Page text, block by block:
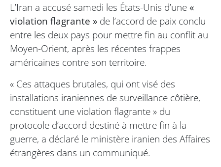
L’Iran a accusé samedi les États-Unis d’une «
violation flagrante » de l’accord de paix conclu
entre les deux pays pour mettre fin au conflit au
Moyen-Orient, après les récentes frappes
américaines contre son territoire.
« Ces attaques brutales, qui ont visé des
installations iraniennes de surveillance côtière,
constituent une violation flagrante » du
protocole d’accord destiné à mettre fin à la
guerre, a déclaré le ministère iranien des Affaires
étrangères dans un communiqué.